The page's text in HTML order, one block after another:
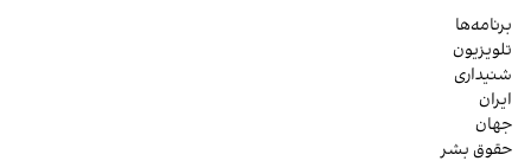
برنامه‌ها
تلویزیون
شنیداری
ایران
جهان
حقوق بشر